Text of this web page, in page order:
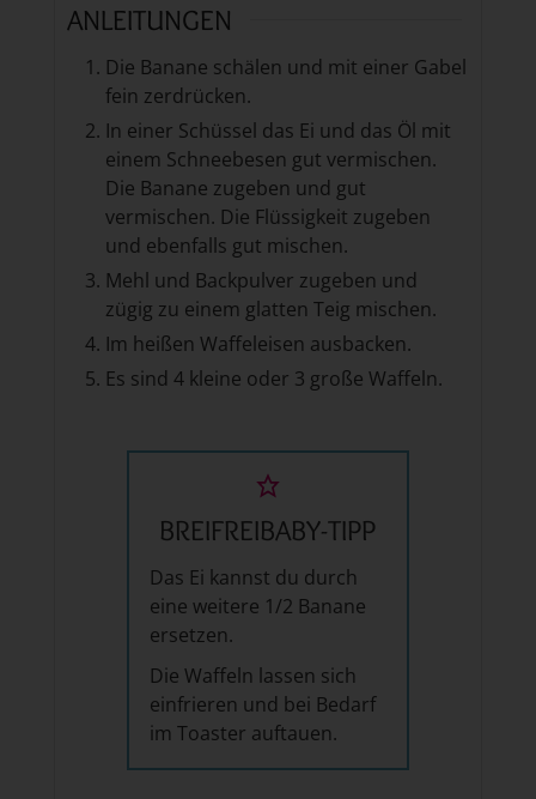
ANLEITUNGEN
Die Banane schälen und mit einer Gabel
fein zerdrücken.
In einer Schüssel das Ei und das Öl mit
einem Schneebesen gut vermischen.
Die Banane zugeben und gut
vermischen. Die Flüssigkeit zugeben
und ebenfalls gut mischen.
Mehl und Backpulver zugeben und
zügig zu einem glatten Teig mischen.
Im heißen Waffeleisen ausbacken.
Es sind 4 kleine oder 3 große Waffeln.
BREIFREIBABY-TIPP
Das Ei kannst du durch
eine weitere 1/2 Banane
ersetzen.
Die Waffeln lassen sich
einfrieren und bei Bedarf
im Toaster auftauen.